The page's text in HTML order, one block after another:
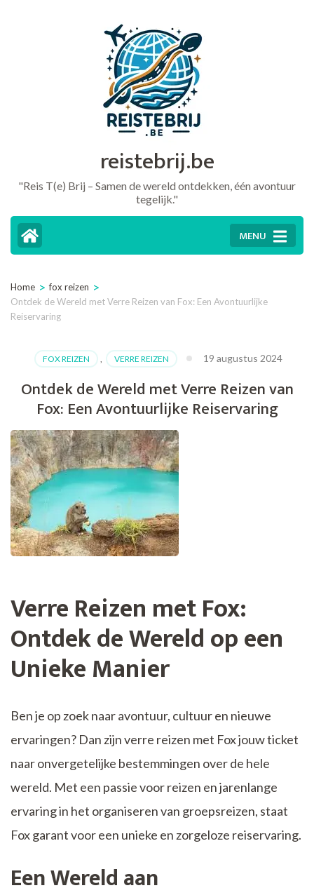
reistebrij.be
"Reis T(e) Brij – Samen de wereld ontdekken, één avontuur
tegelijk."
MENU
Home > fox reizen >
Ontdek de Wereld met Verre Reizen van Fox: Een Avontuurlijke
Reiservaring
FOX REIZEN , VERRE REIZEN 19 augustus 2024
Ontdek de Wereld met Verre Reizen van
Fox: Een Avontuurlijke Reiservaring
Verre Reizen met Fox:
Ontdek de Wereld op een
Unieke Manier
Ben je op zoek naar avontuur, cultuur en nieuwe
ervaringen? Dan zijn verre reizen met Fox jouw ticket
naar onvergetelijke bestemmingen over de hele
wereld. Met een passie voor reizen en jarenlange
ervaring in het organiseren van groepsreizen, staat
Fox garant voor een unieke en zorgeloze reiservaring.
Een Wereld aan